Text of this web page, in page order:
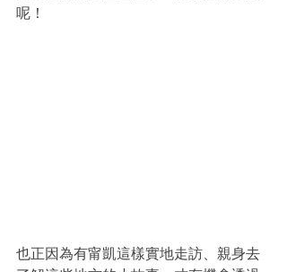
呢！
也正因為有甯凱這樣實地走訪、親身去